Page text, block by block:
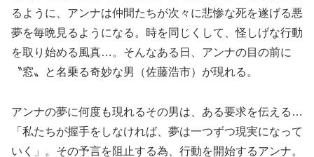
るように、アンナは仲間たちが次々に悲惨な死を遂げる悪
夢を毎晩見るようになる。時を同じくして、怪しげな行動
を取り始める風真…。そんなある日、アンナの目の前に
〝窓〟と名乗る奇妙な男（佐藤浩市）が現れる。
アンナの夢に何度も現れるその男は、ある要求を伝える…
「私たちが握手をしなければ、夢は一つずつ現実になって
いく」。その予言を阻止する為、行動を開始するアンナ。